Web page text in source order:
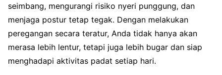
seimbang, mengurangi risiko nyeri punggung, dan
menjaga postur tetap tegak. Dengan melakukan
peregangan secara teratur, Anda tidak hanya akan
merasa lebih lentur, tetapi juga lebih bugar dan siap
menghadapi aktivitas padat setiap hari.